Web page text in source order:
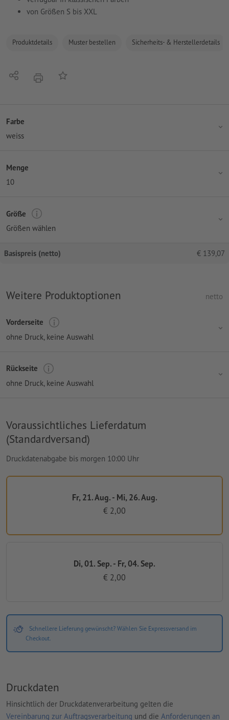
von Größen S bis XXL
Produktdetails Muster bestellen Sicherheits- & Herstellerdetails
Teilen DruckenAuf die Merkliste
Farbe
weiss
Menge
10
Größe
Größen wählen
Basispreis (netto) € 139,07
Weitere Produktoptionen netto
Vorderseite
ohne Druck, keine Auswahl
Rückseite
ohne Druck, keine Auswahl
Voraussichtliches Lieferdatum
(Standardversand)
Druckdatenabgabe bis morgen 10:00 Uhr
Fr, 21. Aug. - Mi, 26. Aug.
€ 2,00
Di, 01. Sep. - Fr, 04. Sep.
€ 2,00
Schnellere Lieferung gewünscht? Wählen Sie Expressversand im
Checkout.
Druckdaten
Hinsichtlich der Druckdatenverarbeitung gelten die
Vereinbarung zur Auftragsverarbeitung und die Anforderungen an